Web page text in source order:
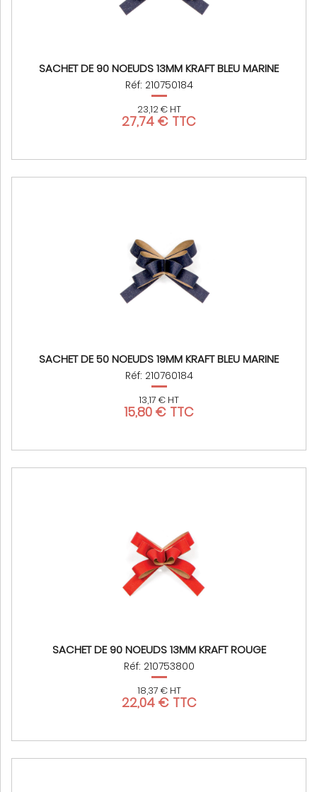
SACHET DE 90 NOEUDS 13MM KRAFT BLEU MARINE
Réf: 210750184
23,12 € HT
27,74 € TTC
SACHET DE 50 NOEUDS 19MM KRAFT BLEU MARINE
Réf: 210760184
13,17 € HT
15,80 € TTC
SACHET DE 90 NOEUDS 13MM KRAFT ROUGE
Réf: 210753800
18,37 € HT
22,04 € TTC